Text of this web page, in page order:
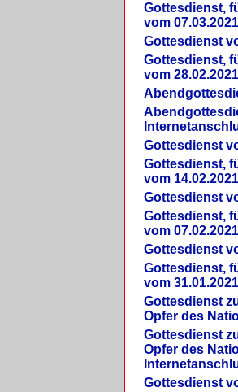
Gottesdienst,
vom 07.03.2021
Gottesdienst
Gottesdienst,
vom 28.02.2021
Gottesdienst
Gottesdienst,
vom 14.02.2021
Gottesdienst
Gottesdienst,
vom 07.02.2021
Gottesdienst
Gottesdienst,
vom 31.01.2021
Gottesdienst
Opfer des
Gottesdienst
Opfer des
Gottesdienst